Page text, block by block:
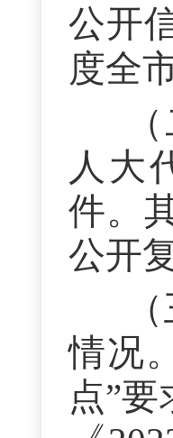
公开
度全
人大
件。
公开
情况。
点”